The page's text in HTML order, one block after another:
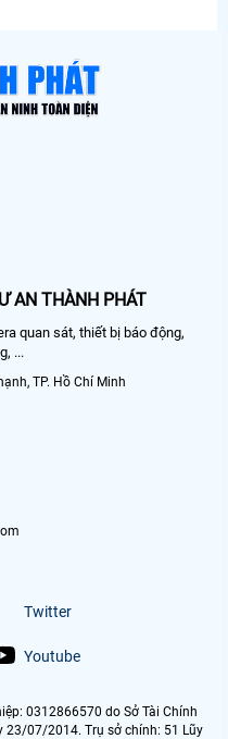
AN THÀNH PHÁT
quan sát, thiết bị báo động,
...
TP. Hồ Chí Minh
Twitter
Youtube
0312866570 do Sở Tài Chính
23/07/2014. Trụ sở chính: 51 Lũy